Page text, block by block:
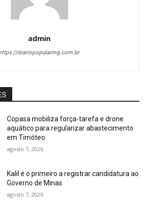
admin
diariopopularmg.com.br
Copasa mobiliza força-tarefa e drone
aquático para regularizar abastecimento
em Timóteo
agosto 7, 2026
Kalil é o primeiro a registrar candidatura ao
Governo de Minas
agosto 7, 2026